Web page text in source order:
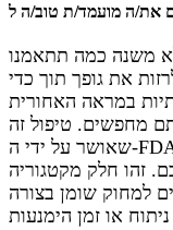
משנה כמה תתאמנו
את גופך תוך כדי
מחפשים. טיפול זה
שאושר על ידי ה-FDA מחטב את הגוף ומפחית את מראה
זהו חלק מקטגוריה
למחוק שומן בצורה